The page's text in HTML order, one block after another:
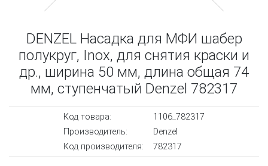
DENZEL Насадка для МФИ шабер
полукруг, Inox, для снятия краски и
др., ширина 50 мм, длина общая 74
мм, ступенчатый Denzel 782317
Код товара:
1106_782317
Производитель:
Denzel
Код производителя:
782317